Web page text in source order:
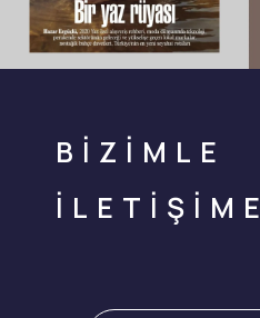
BİZİMLE